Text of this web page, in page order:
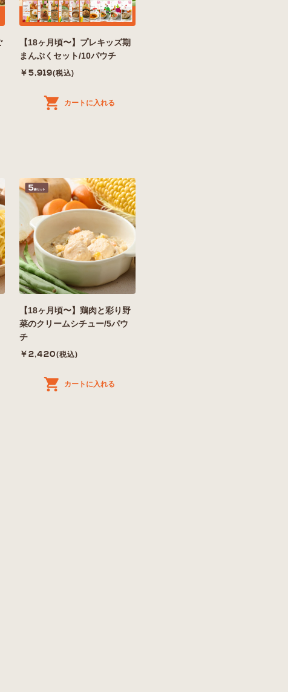
【18ヶ月頃〜】プレキッズ期
まんぷくセット/10パウチ
￥5,919(税込)
カートに入れる
【18ヶ月頃〜】鶏肉と彩り野
菜のクリームシチュー/5パウ
チ
￥2,420(税込)
カートに入れる